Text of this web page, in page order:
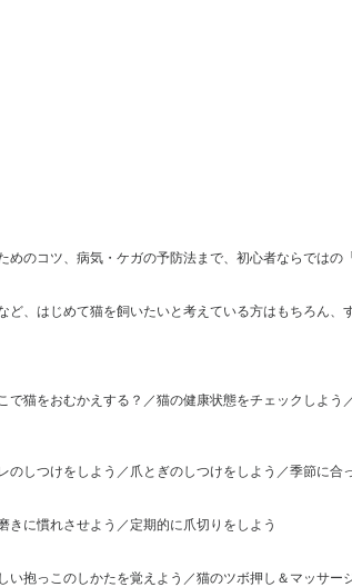
のコツ、病気・ケガの予防法まで、初心者ならでは
、はじめて猫を飼いたいと考えている方はもちろん
猫をおむかえする？／猫の健康状態をチェックしよ
しつけをしよう／爪とぎのしつけをしよう／季節に合
に慣れさせよう／定期的に爪切りをしよう
抱っこのしかたを覚えよう／猫のツボ押し＆マッサ